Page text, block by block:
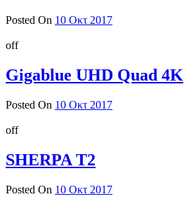
Posted On 10 Οκτ 2017
off
Gigablue UHD Quad 4K
Posted On 10 Οκτ 2017
off
SHERPA Τ2
Posted On 10 Οκτ 2017